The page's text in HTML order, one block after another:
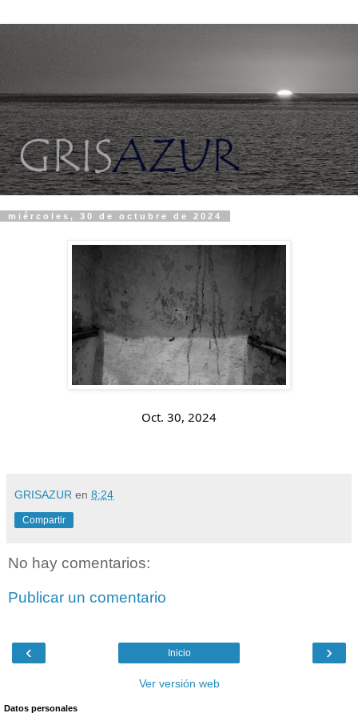
miércoles, 30 de octubre de 2024
Oct. 30, 2024
GRISAZUR en 8:24
Compartir
No hay comentarios:
Publicar un comentario
‹ ›
Inicio
Ver versión web
Datos personales